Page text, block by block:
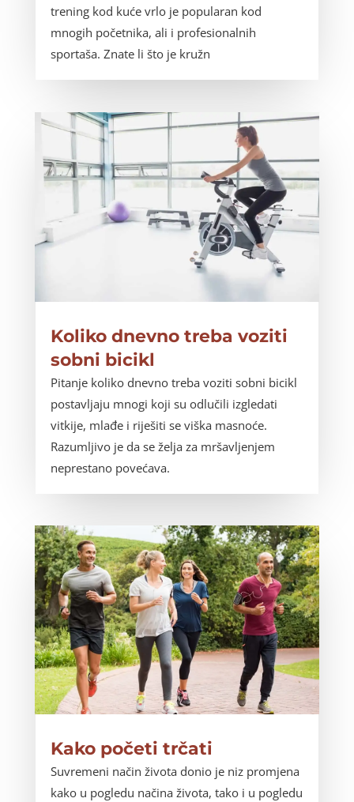
trening kod kuće vrlo je popularan kod
mnogih početnika, ali i profesionalnih
sportaša. Znate li što je kružn
Koliko dnevno treba voziti
sobni bicikl
Pitanje koliko dnevno treba voziti sobni bicikl
postavljaju mnogi koji su odlučili izgledati
vitkije, mlađe i riješiti se viška masnoće.
Razumljivo je da se želja za mršavljenjem
neprestano povećava.
Kako početi trčati
Suvremeni način života donio je niz promjena
kako u pogledu načina života, tako i u pogledu